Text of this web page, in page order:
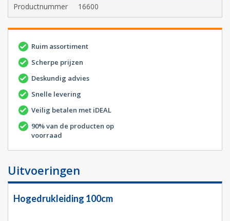
Productnummer 16600
Ruim assortiment
Scherpe prijzen
Deskundig advies
Snelle levering
Veilig betalen met iDEAL
90% van de producten op
voorraad
Uitvoeringen
Hogedrukleiding 100cm